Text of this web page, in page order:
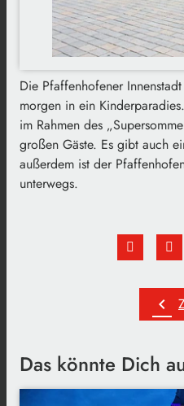
Die Pfaffenhofener
morgen in ein
im Rahmen des
großen Gäste. Es gibt auch
außerdem ist der
unterwegs.
chevron_left
Das könnte Dich